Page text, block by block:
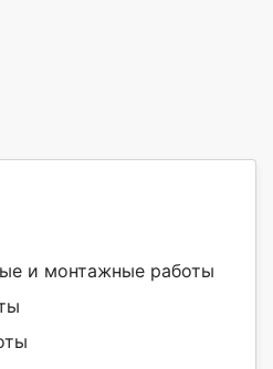
и монтажные работы